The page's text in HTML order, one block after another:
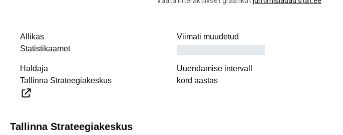
Allikas
Statistikaamet
Viimati muudetud
Haldaja
Tallinna Strateegiakeskus
Uuendamise intervall
kord aastas
Tallinna Strateegiakeskus